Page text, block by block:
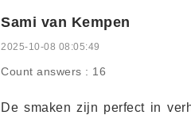
Sami van Kempen
2025-10-08 08:05:49
Count answers : 16
De smaken zijn perfect in